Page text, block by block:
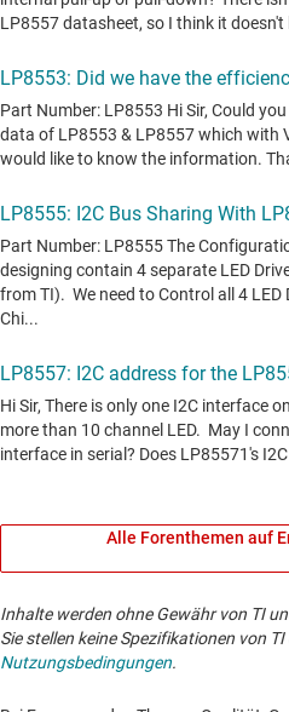
Alle Forenthemen auf
Inhalte werden ohne Gewähr von TI
Sie stellen keine Spezifikationen von TI
Nutzungsbedingungen.